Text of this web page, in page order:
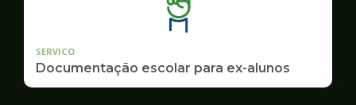
SERVICO
Documentação escolar para ex-alunos